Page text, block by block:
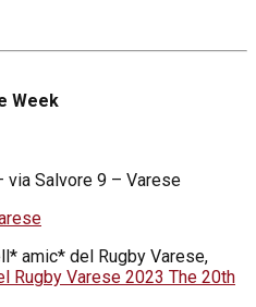
Week
via Salvore 9 – Varese
amic* del Rugby Varese,
Rugby Varese 2023 The 20th